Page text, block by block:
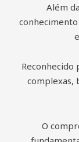
Além
Reconhecido
complexas,
O